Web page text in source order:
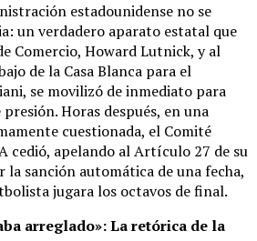
estadounidense no se
un verdadero aparato estatal que
Comercio, Howard Lutnick, y al
de la Casa Blanca para el
se movilizó de inmediato para
Horas después, en una
cuestionada, el Comité
cedió, apelando al Artículo 27 de su
la sanción automática de una fecha,
jugara los octavos de final.
arreglado»: La retórica de la